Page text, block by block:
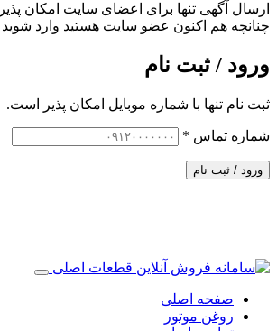
ارسال آگهی تنها برای اعضای سایت امکان
چنانچه هم‌ اکنون عضو سایت هستید وارد
ورود / ثبت نام
ثبت نام تنها با شماره موبایل امکان پذیر است.
شماره تماس *
ورود / ثبت نام
صفحه اصلی
روغن موتور